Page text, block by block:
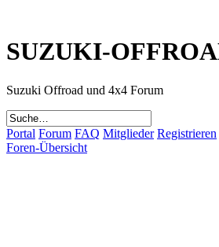
SUZUKI-
Suzuki Offroad und 4x4 Forum
Portal Forum FAQ Mitglieder Registrieren
Foren-Übersicht